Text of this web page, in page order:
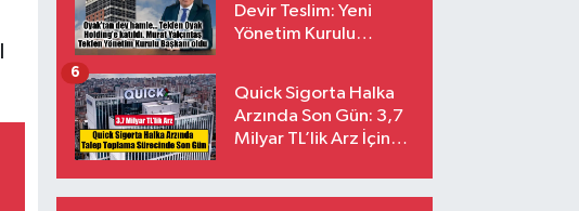
Devir Teslim: Yeni
Yönetim Kurulu
Quick Sigorta Halka
Arzında Son Gün: 3,7
Milyar TL’lik Arz İçin
Eriyor
6